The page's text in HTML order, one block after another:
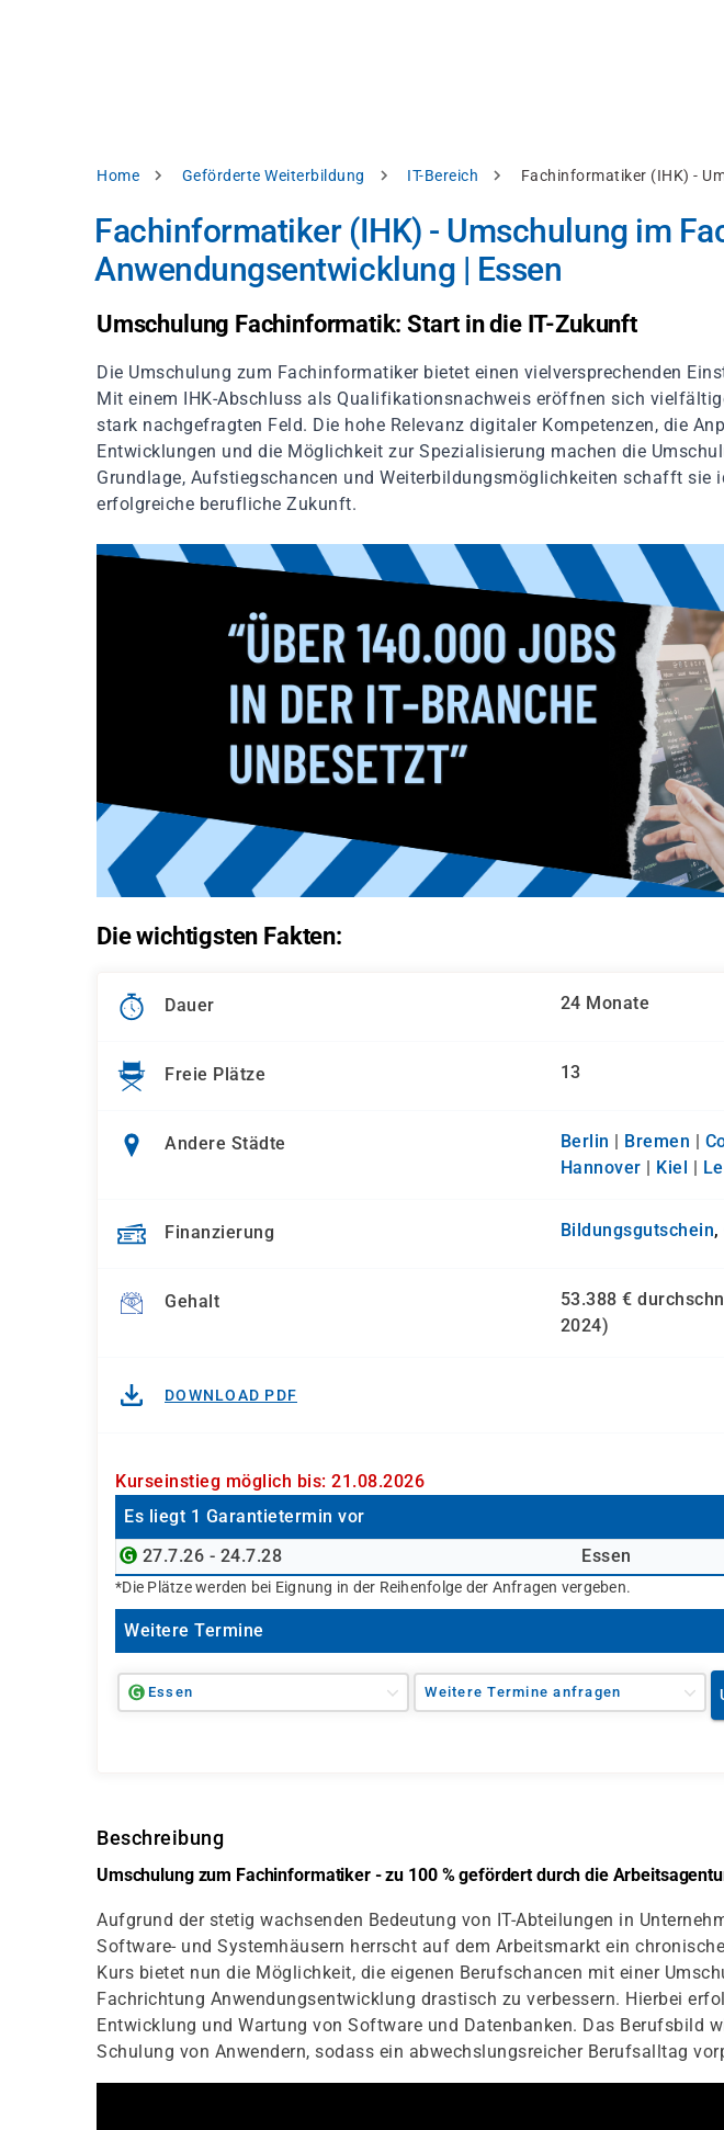
Pfadnavigation
Home Geförderte Weiterbildung IT-Bereich Fachinformatiker (IHK) -
Fachinformatiker (IHK) - Umschulung im
Anwendungsentwicklung | Essen
Umschulung Fachinformatik: Start in die IT-Zukunft
Die Umschulung zum Fachinformatiker bietet einen vielversprechenden
Mit einem IHK-Abschluss als Qualifikationsnachweis eröffnen sich
stark nachgefragten Feld. Die hohe Relevanz digitaler Kompetenzen, die
Entwicklungen und die Möglichkeit zur Spezialisierung machen die
Grundlage, Aufstiegschancen und Weiterbildungsmöglichkeiten schafft sie
erfolgreiche berufliche Zukunft.
Die wichtigsten Fakten:
Dauer 24 Monate
Freie Plätze 13
Andere Städte Berlin | Bremen |
Hannover | Kiel |
Finanzierung Bildungsgutschein,
Gehalt
53.388 €
2024)
DOWNLOAD PDF
Kurseinstieg möglich bis: 21.08.2026
Es liegt 1 Garantietermin vor
27.7.26 - 24.7.28
Essen
*Die Plätze werden bei Eignung in der Reihenfolge der Anfragen vergeben.
Weitere Termine
Essen Weitere Termine anfragen
Beschreibung
Umschulung zum Fachinformatiker - zu 100 % gefördert durch die
Aufgrund der stetig wachsenden Bedeutung von IT-Abteilungen in
Software- und Systemhäusern herrscht auf dem Arbeitsmarkt ein
Kurs bietet nun die Möglichkeit, die eigenen Berufschancen mit einer
Fachrichtung Anwendungsentwicklung drastisch zu verbessern. Hierbei
Entwicklung und Wartung von Software und Datenbanken. Das Berufsbild
Schulung von Anwendern, sodass ein abwechslungsreicher Berufsalltag
Einstellungen
Datenschutzhinweis